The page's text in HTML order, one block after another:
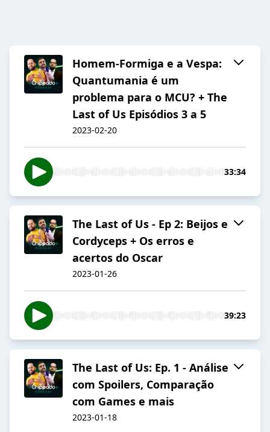
Homem-Formiga e a Vespa:
Quantumania é um
problema para o MCU? + The
Last of Us Episódios 3 a 5
2023-02-20
33:34
The Last of Us - Ep 2: Beijos e
Cordyceps + Os erros e
acertos do Oscar
2023-01-26
39:23
The Last of Us: Ep. 1 - Análise
com Spoilers, Comparação
com Games e mais
2023-01-18